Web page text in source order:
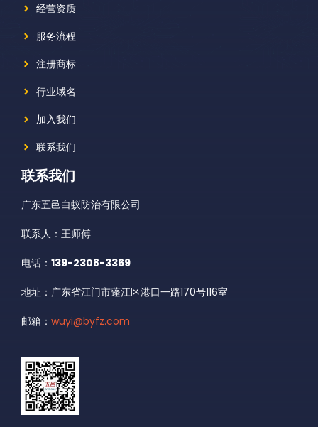
经营资质
服务流程
注册商标
行业域名
加入我们
联系我们
联系我们
广东五邑白蚁防治有限公司
联系人：王师傅
电话： 139-2308-3369
地址：广东省江门市蓬江区港口一路170号116室
邮箱： wuyi@byfz.com